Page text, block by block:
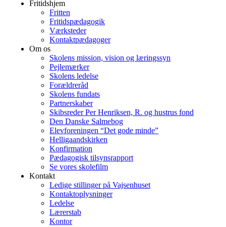
Fritidshjem
Fritten
Fritidspædagogik
Værksteder
Kontaktpædagoger
Om os
Skolens mission, vision og læringssyn
Pejlemærker
Skolens ledelse
Forældreråd
Skolens fundats
Partnerskaber
Skibsreder Per Henriksen, R. og hustrus fond
Den Danske Salmebog
Elevforeningen “Det gode minde”
Helligaandskirken
Konfirmation
Pædagogisk tilsynsrapport
Se vores skolefilm
Kontakt
Ledige stillinger på Vajsenhuset
Kontaktoplysninger
Ledelse
Lærerstab
Kontor